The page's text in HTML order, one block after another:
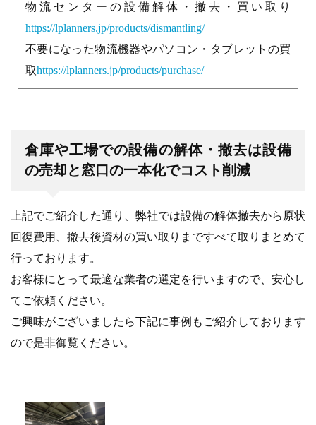
物流センターの設備解体・撤去・買い取り
https://lplanners.jp/products/dismantling/
不要になった物流機器やパソコン・タブレットの買
取https://lplanners.jp/products/purchase/
倉庫や工場での設備の解体・撤去は設備
の売却と窓口の一本化でコスト削減
上記でご紹介した通り、弊社では設備の解体撤去から原状
回復費用、撤去後資材の買い取りまですべて取りまとめて
行っております。
お客様にとって最適な業者の選定を行いますので、安心し
てご依頼ください。
ご興味がございましたら下記に事例もご紹介しております
ので是非御覧ください。